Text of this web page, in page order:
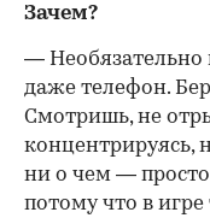
Зачем?
— Необязательно
даже телефон.
Смотришь, не
концентрируясь,
ни о чем — просто
потому что в